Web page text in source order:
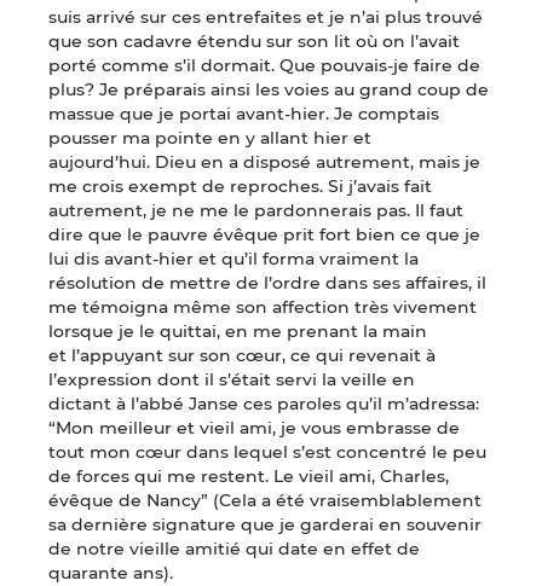
suis arrivé sur ces entrefaites et je n’ai plus trouvé
que son cadavre étendu sur son lit où on l’avait
porté comme s’il dormait. Que pouvais-je faire de
plus? Je préparais ainsi les voies au grand coup de
massue que je portai avant-hier. Je comptais
pousser ma pointe en y allant hier et
aujourd’hui. Dieu en a disposé autrement, mais je
me crois exempt de reproches. Si j’avais fait
autrement, je ne me le pardonnerais pas. Il faut
dire que le pauvre évêque prit fort bien ce que je
lui dis avant-hier et qu’il forma vraiment la
résolution de mettre de l’ordre dans ses affaires, il
me témoigna même son affection très vivement
lorsque je le quittai, en me prenant la main
et l’appuyant sur son cœur, ce qui revenait à
l’expression dont il s’était servi la veille en
dictant à l’abbé Janse ces paroles qu’il m’adressa:
“Mon meilleur et vieil ami, je vous embrasse de
tout mon cœur dans lequel s’est concentré le peu
de forces qui me restent. Le vieil ami, Charles,
évêque de Nancy” (Cela a été vraisemblablement
sa dernière signature que je garderai en souvenir
de notre vieille amitié qui date en effet de
quarante ans).